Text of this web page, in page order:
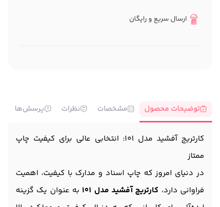
ارسال سریع و رایگان
توضیحات محصول مشخصات نظرات پرسش‌ها
کارتریج آفشید مدل 101: انتخابی عالی برای کیفیت چاپ
ممتاز
در دنیای امروز که چاپ اسناد و مدارک با کیفیت، اهمیت
فراوانی دارد، کارتریج آفشید مدل 101
به عنوان یک گزینه